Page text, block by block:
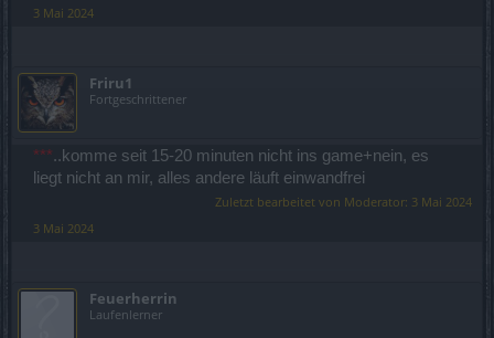
3 Mai 2024
Friru1
Fortgeschrittener
***..komme seit 15-20 minuten nicht ins game+nein, es
liegt nicht an mir, alles andere läuft einwandfrei
Zuletzt bearbeitet von Moderator: 3 Mai 2024
3 Mai 2024
Feuerherrin
Laufenlerner